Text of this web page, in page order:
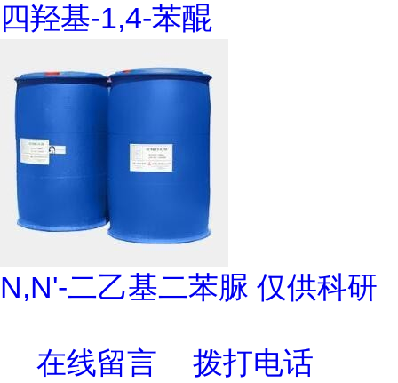
四羟基-1,4-苯醌
N,N'-二乙基二苯脲 仅供科研
在线留言 拨打电话